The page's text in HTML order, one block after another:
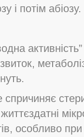
і потім абіозу.
особливо при